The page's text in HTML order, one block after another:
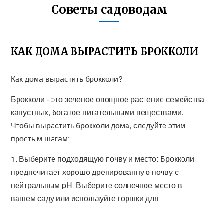
Советы садоводам
КАК ДОМА ВЫРАСТИТЬ БРОККОЛИ
Как дома вырастить брокколи?
Брокколи - это зеленое овощное растение семейства
капустных, богатое питательными веществами.
Чтобы вырастить брокколи дома, следуйте этим
простым шагам:
1. Выберите подходящую почву и место: Брокколи
предпочитает хорошо дренированную почву с
нейтральным pH. Выберите солнечное место в
вашем саду или используйте горшки для